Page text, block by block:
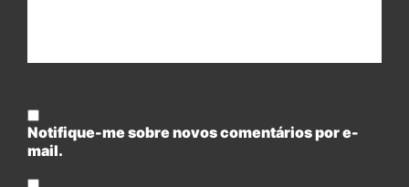
Notifique-me sobre novos comentários por e-
mail.